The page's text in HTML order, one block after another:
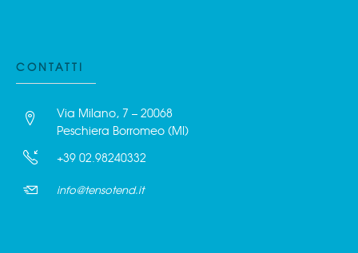
CONTATTI
Via Milano, 7 – 20068
Peschiera Borromeo (MI)
+39 02.98240332
info@tensotend.it